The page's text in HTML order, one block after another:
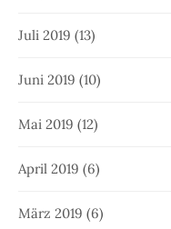
Juli 2019 (13)
Juni 2019 (10)
Mai 2019 (12)
April 2019 (6)
März 2019 (6)